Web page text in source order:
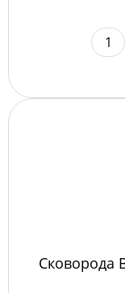
Сковорода